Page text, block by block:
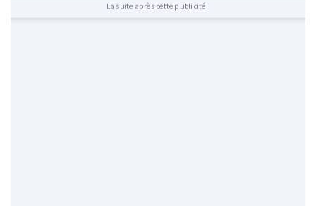
La suite après cette publicité